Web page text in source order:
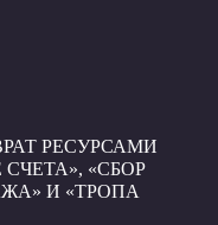
РЕСУРСАМИ
«СБОР
И «ТРОПА